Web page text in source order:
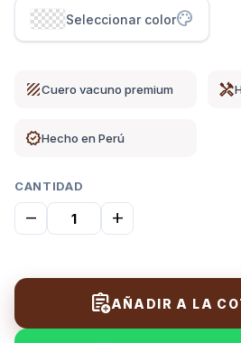
Seleccionar colorpalette
textureCuero vacuno premium handyman
verifiedHecho en Perú
CANTIDAD
remove add
assignment_addAÑADIR A LA